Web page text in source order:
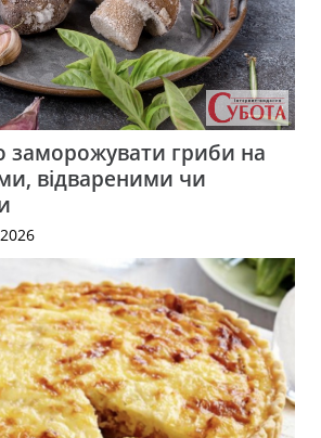
заморожувати гриби на
відвареними чи